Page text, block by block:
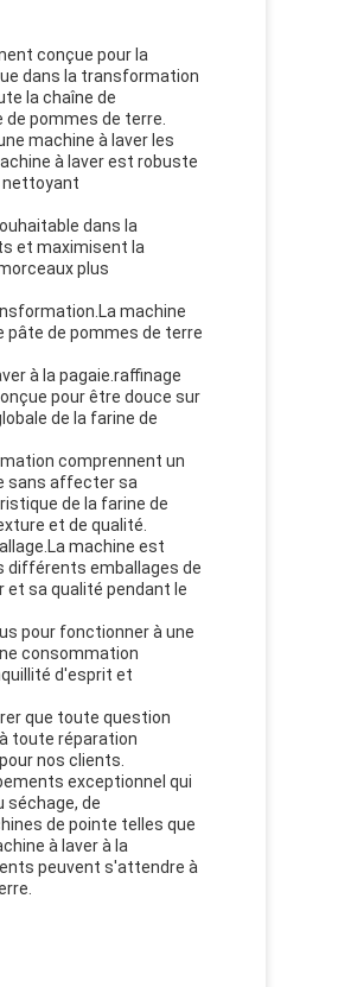
conçue pour la
dans la transformation
la chaîne de
pommes de terre.
machine à laver les
à laver est robuste
nettoyant
dans la
et maximisent la
plus
machine
pâte de pommes de terre
à la pagaie.raffinage
pour être douce sur
de la farine de
comprennent un
sans affecter sa
de la farine de
et de qualité.
machine est
différents emballages de
sa qualité pendant le
pour fonctionner à une
consommation
d'esprit et
que toute question
toute réparation
nos clients.
exceptionnel qui
séchage, de
de pointe telles que
à laver à la
peuvent s'attendre à